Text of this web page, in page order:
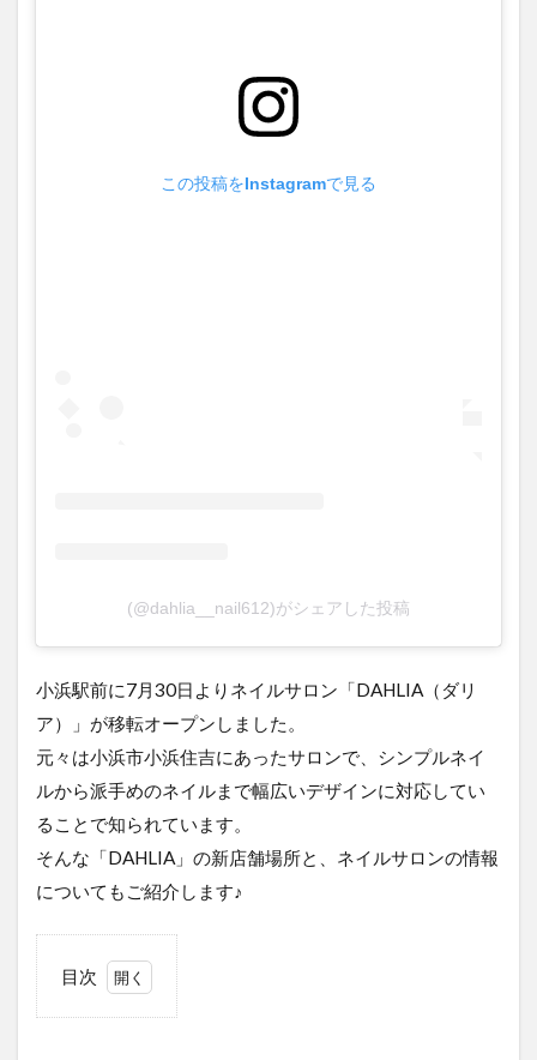
この投稿をInstagramで見る
(@dahlia__nail612)がシェアした投稿
小浜駅前に7月30日よりネイルサロン「DAHLIA（ダリ
ア）」が移転オープンしました。
元々は小浜市小浜住吉にあったサロンで、シンプルネイ
ルから派手めのネイルまで幅広いデザインに対応してい
ることで知られています。
そんな「DAHLIA」の新店舗場所と、ネイルサロンの情報
についてもご紹介します♪
目次